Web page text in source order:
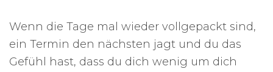
Wenn die Tage mal wieder vollgepackt sind,
ein Termin den nächsten jagt und du das
Gefühl hast, dass du dich wenig um dich